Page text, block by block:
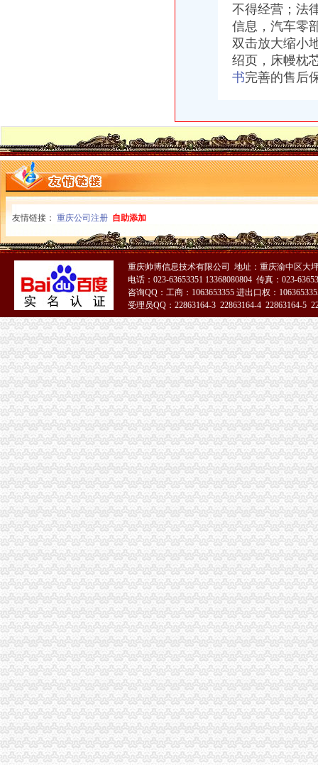
不得经营；法
信息，汽车零
双击放大缩小
绍页，床幔枕
书完善的售后
友情链接： 重庆公司注册 自助添加
重庆帅博信息技术有限公司 地址：重庆渝中区大
电话：023-63653351 13368080804 传真：023-
咨询QQ：工商：1063653355 进出口权：
受理员QQ：22863164-3 22863164-4 22863164-5
51La